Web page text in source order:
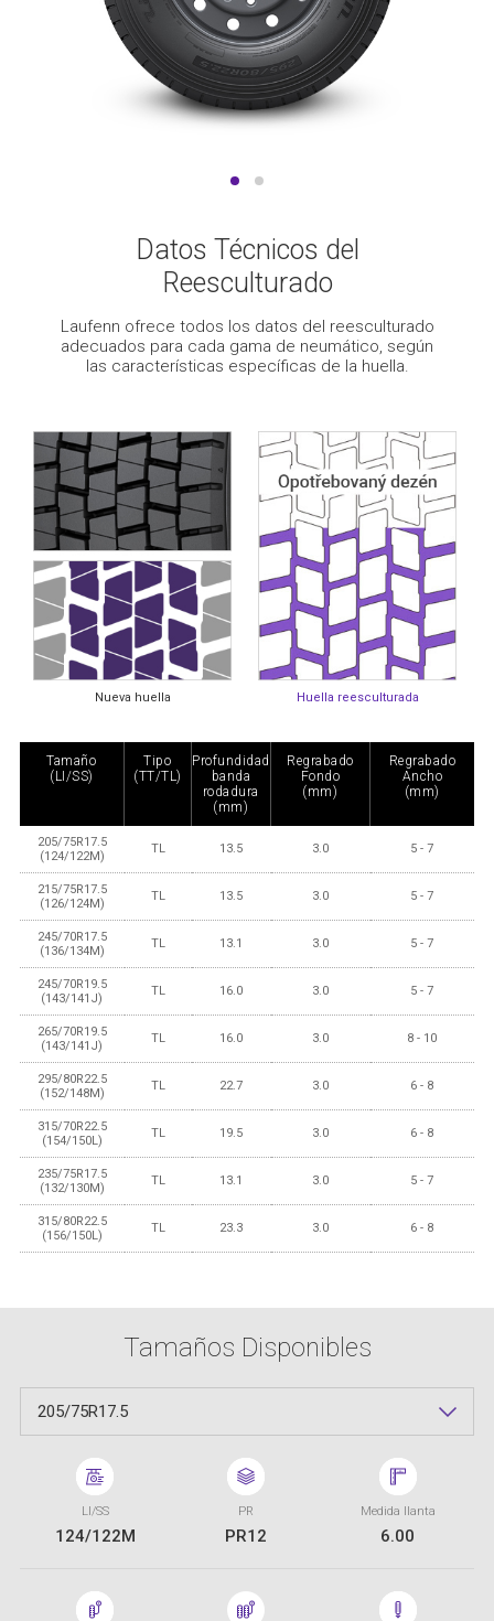
Datos Técnicos del
Reesculturado
Laufenn ofrece todos los datos del reesculturado
adecuados para cada gama de neumático, según
las características específicas de la huella.
Nueva huella Huella reesculturada
Tamaño
(LI/SS)
Tipo
(TT/TL)
Profundidad
banda
rodadura
(mm)
Regrabado
Fondo
(mm)
Regrabado
Ancho
(mm)
205/75R17.5
(124/122M)
TL 13.5 3.0 5 - 7
215/75R17.5
(126/124M)
TL 13.5 3.0 5 - 7
245/70R17.5
(136/134M)
TL 13.1 3.0 5 - 7
245/70R19.5
(143/141J)
TL 16.0 3.0 5 - 7
265/70R19.5
(143/141J)
TL 16.0 3.0 8 - 10
295/80R22.5
(152/148M)
TL 22.7 3.0 6 - 8
315/70R22.5
(154/150L)
TL 19.5 3.0 6 - 8
235/75R17.5
(132/130M)
TL 13.1 3.0 5 - 7
315/80R22.5
(156/150L)
TL 23.3 3.0 6 - 8
Tamaños Disponibles
205/75R17.5
LI/SS
124/122M
PR
PR12
Medida llanta
6.00